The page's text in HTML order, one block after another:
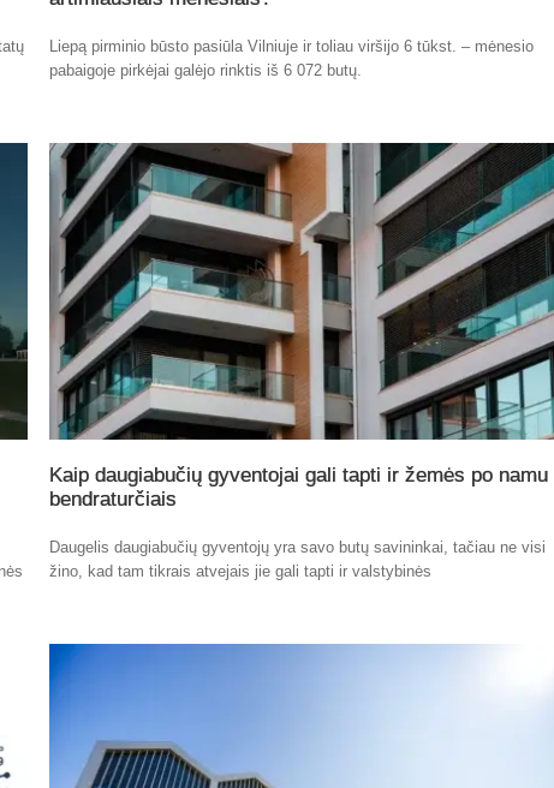
Liepą pirminio būsto pasiūla Vilniuje ir toliau viršijo 6 tūkst. – mėnesio
pabaigoje pirkėjai galėjo rinktis iš 6 072 butų.
Kaip daugiabučių gyventojai gali tapti ir žemės po namu
bendraturčiais
Daugelis daugiabučių gyventojų yra savo butų savininkai, tačiau ne visi
žino, kad tam tikrais atvejais jie gali tapti ir valstybinės